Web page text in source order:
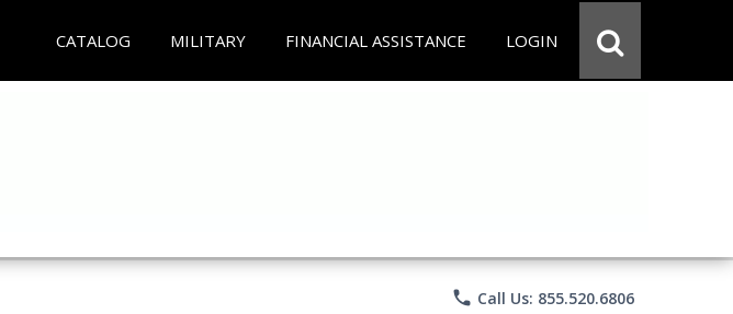
CATALOG MILITARY FINANCIAL ASSISTANCE LOGIN
phone Call Us: 855.520.6806